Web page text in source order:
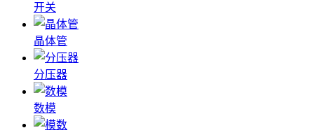
开关
晶体管
分压器
数模